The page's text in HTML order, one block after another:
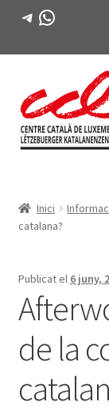
Telegram
WhatsApp
navegació
al
contingut
ACTIVITATS
FES-TE SOCI
LLIBRE
INICIA SESSIÓ
Inici
catalana?
Publicat el 6 juny,
de la